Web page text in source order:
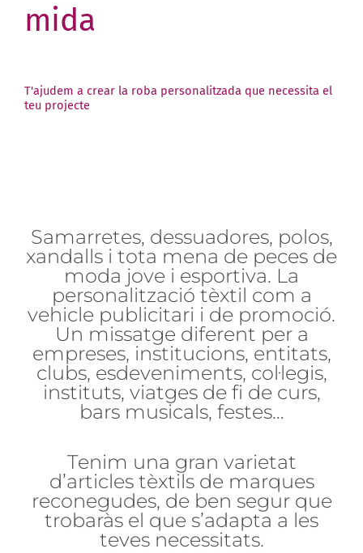
mida
T'ajudem a crear la roba personalitzada que necessita el
teu projecte
Samarretes, dessuadores, polos,
xandalls i tota mena de peces de
moda jove i esportiva. La
personalització tèxtil com a
vehicle publicitari i de promoció.
Un missatge diferent per a
empreses, institucions, entitats,
clubs, esdeveniments, col·legis,
instituts, viatges de fi de curs,
bars musicals, festes…
Tenim una gran varietat
d’articles tèxtils de marques
reconegudes, de ben segur que
trobaràs el que s’adapta a les
teves necessitats.